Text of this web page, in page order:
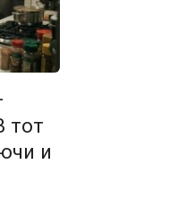
тот
и